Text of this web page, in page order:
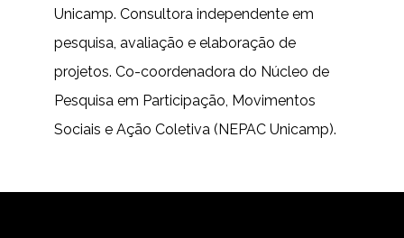
Unicamp. Consultora independente em
pesquisa, avaliação e elaboração de
projetos. Co-coordenadora do Núcleo de
Pesquisa em Participação, Movimentos
Sociais e Ação Coletiva (NEPAC Unicamp).